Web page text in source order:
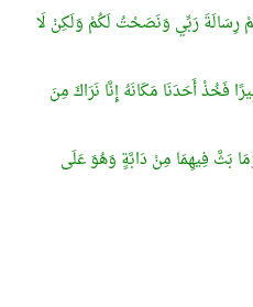
رِسَالَةَ رَبِّي وَنَصَحْتُ لَكُمْ وَلَكِنْ لَا
فَخُذْ أَحَدَنَا مَكَانَهُ إِنَّا نَرَاكَ مِنَ
بَثَّ فِيهِمَا مِنْ دَابَّةٍ وَهُوَ عَلَى